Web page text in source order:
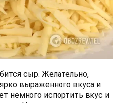
сыр. Желательно,
выраженного вкуса и
немного испортить вкус и